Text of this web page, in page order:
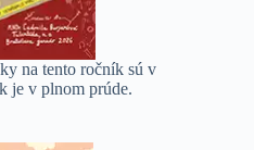
na tento ročník sú v
je v plnom prúde.